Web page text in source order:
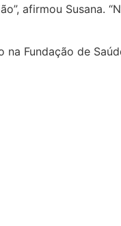
afirmou
Fundação de